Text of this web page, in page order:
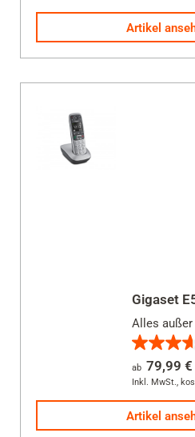
Sternen.
40
Artikel
Gigaset
Alles
3.6
von
Sternen.
45
ab 79,99 €
Inkl. MwSt.,
Artikel